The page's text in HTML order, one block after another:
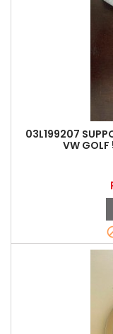
03L199207
VW GOLF